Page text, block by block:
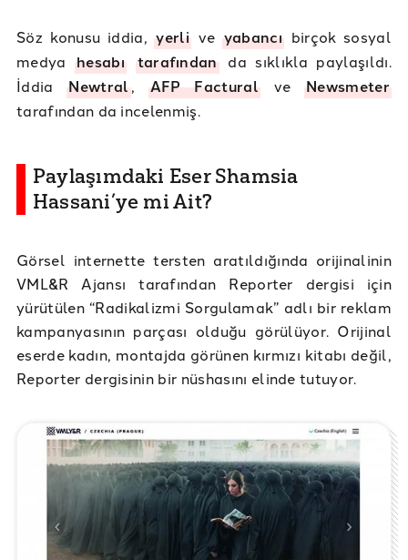
Söz konusu iddia,yerli ve yabancı birçok sosyal
medyahesabı tarafındanda sıklıkla paylaşıldı.
İddiaNewtral, AFP FacturalveNewsmeter
tarafından da incelenmiş.
Paylaşımdaki Eser Shamsia
Hassani’ye mi Ait?
Görsel internette tersten aratıldığında orijinalinin
VML&R Ajansı tarafından Reporter dergisi için
yürütülen “Radikalizmi Sorgulamak” adlı bir reklam
kampanyasının parçası olduğu görülüyor. Orijinal
eserde kadın, montajda görünen kırmızı kitabı değil,
Reporter dergisinin bir nüshasını elinde tutuyor.